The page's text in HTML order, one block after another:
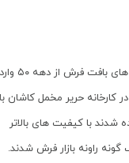
دهه ۵۰ وارد کشور شدند.
با کیفیت های بالاتر
راونه بازار فرش شدند.